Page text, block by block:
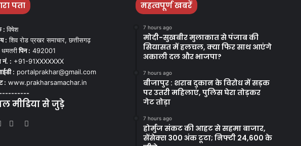
पता
:विषेश
: शिव रोड प्रखर समाचार, छत्तीसगढ़
धमतरीपिन : 492001
नं. : +91-91XXXXXXX
: portalprakhar@gmail.com
: www.prakharsamachar.in
मीडिया से जुड़े
TwitterYouTube
महत्वपूर्ण खबरें
7 hours ago
मोदी-सुखबीर मुलाकात से पंजाब की
सियासत में हलचल, क्या फिर साथ आएंगे
अकाली दल और भाजपा?
7 hours ago
बीजापुर : शराब दुकान के विरोध में सड़क
पर उतरी महिलाएं, पुलिस घेरा तोड़कर
गेट तोड़ा
7 hours ago
होर्मुज संकट की आहट से सहमा बाजार,
सेंसेक्स 300 अंक टूटा; निफ्टी 24,600 के